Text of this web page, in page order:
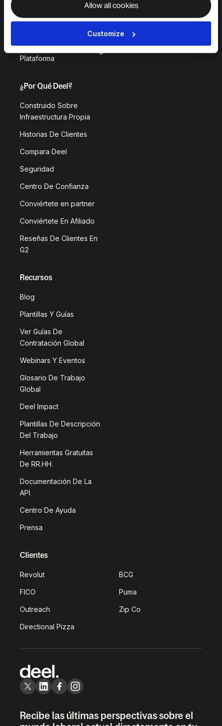
Allow all cookies
Customize
Estado De La
Plataforma
¿Por Qué Deel?
Construido Sobre
Infraestructura Propia
Historias De Clientes
Compara Deel
Seguridad
Centro De Confianza
Conviértete en partner
Conviértete En Afiliado
Reseñas De Clientes En
G2
Recursos
Blog
Plantillas Y Guías
Ver Guías De
Contratación Global
Webinars Y Eventos
Glosario De Trabajo
Global
Deel Impact
Plantillas De Descripción
Del Trabajo
Herramientas Gratuitas
De RR.HH.
Documentación De La
API
Centro De Ayuda
Prensa
Clientes
Revolut BCG
FICO Puma
Outreach Zip Co
Directional Pizza
Recibe las últimas perspectivas sobre el